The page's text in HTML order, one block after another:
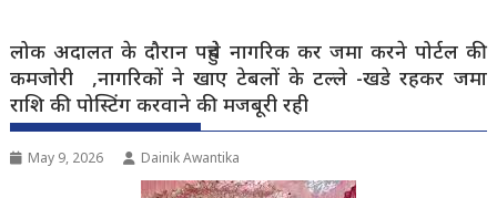
लोक अदालत के दौरान पहुंचे नागरिक कर जमा करने पोर्टल की
कमजोरी ,नागरिकों ने खाए टेबलों के टल्ले -खडे रहकर जमा
राशि की पोस्टिंग करवाने की मजबूरी रही
May 9, 2026 Dainik Awantika